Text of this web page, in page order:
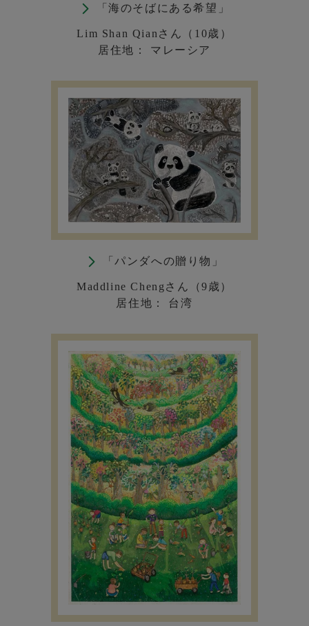
「海のそばにある希望」
Lim Shan Qianさん（10歳）
居住地： マレーシア
「パンダへの贈り物」
Maddline Chengさん（9歳）
居住地： 台湾